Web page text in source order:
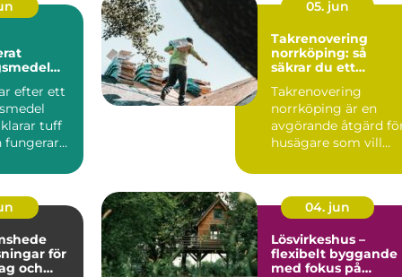
efter ett
tuff
fungerar
05. jun
Takrenovering
norrköping: så
säkrar du ett
Östgötskt klimat
Takrenovering
norrköping är en
avgörande åtgärd
husägare som vill
mot fukt, mö...
för
och
04. jun
Lösvirkeshus –
flexibelt byggande
med fokus på